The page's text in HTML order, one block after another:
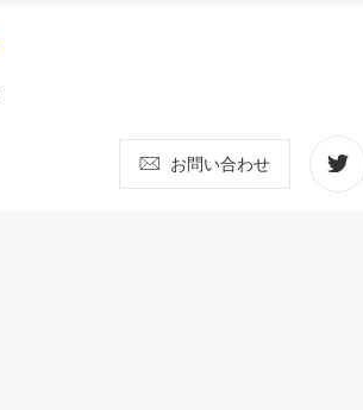
お問い合わせ